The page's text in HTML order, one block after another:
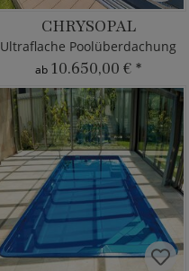
CHRYSOPAL
Ultraflache Poolüberdachung
ab 10.650,00 € *